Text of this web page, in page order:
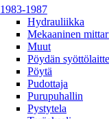
1983-1987
Hydrauliikka
Mekaaninen
Muut
Pöydän
Pöytä
Pudottaja
Purupuhallin
Pystytela